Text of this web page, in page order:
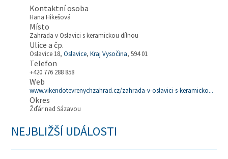
Kontaktní osoba
Hana Hikešová
Místo
Zahrada v Oslavici s keramickou dílnou
Ulice a čp.
Oslavice 18,Oslavice,Kraj Vysočina, 594 01
Telefon
+420 776 288 858
Web
www.vikendotevrenychzahrad.cz/zahrada-v-oslavici-s-keramicko...
Okres
Žďár nad Sázavou
NEJBLIŽŠÍ UDÁLOSTI